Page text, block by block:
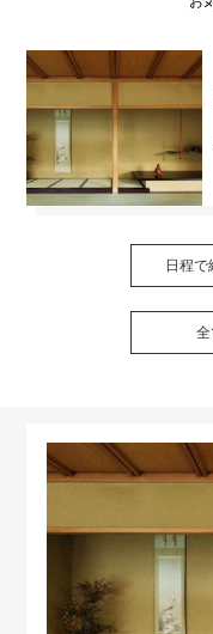
日程で
全